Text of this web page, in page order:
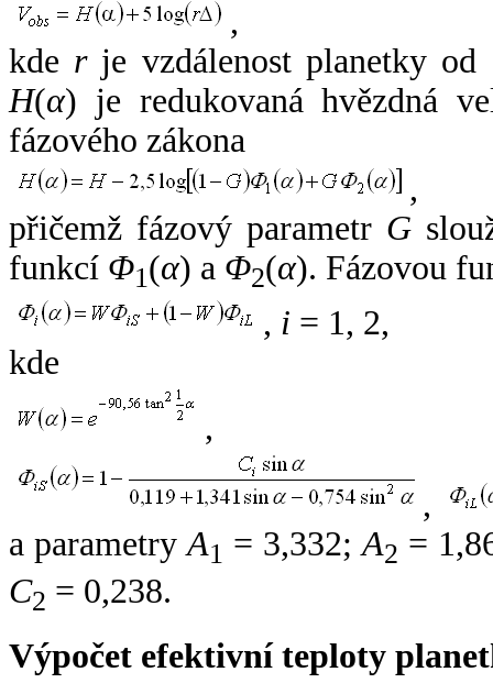
,
kde rje vzdálenost planetky od
H(α) je redukovaná hvězdná
fázového zákona
,
přičemž fázový parametr G
funkcí Φ1(α) a Φ2(α). Fázovou
, i = 1, 2,
kde
,
,
a parametryA1 = 3,332;A2 =
C2 = 0,238.
Výpočet efektivní teploty